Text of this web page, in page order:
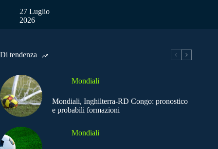
27 Luglio
2026
Di tendenza
Mondiali
Mondiali, Inghilterra-RD Congo: pronostico
e probabili formazioni
Mondiali